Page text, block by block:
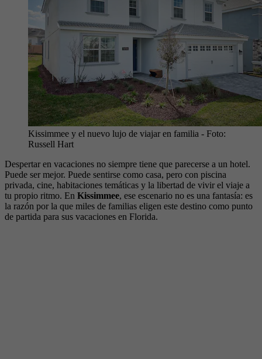
Kissimmee y el nuevo lujo de viajar en familia - Foto:
Russell Hart
Despertar en vacaciones no siempre tiene que parecerse a un hotel.
Puede ser mejor. Puede sentirse como casa, pero con piscina
privada, cine, habitaciones temáticas y la libertad de vivir el viaje a
tu propio ritmo. En Kissimmee, ese escenario no es una fantasía: es
la razón por la que miles de familias eligen este destino como punto
de partida para sus vacaciones en Florida.